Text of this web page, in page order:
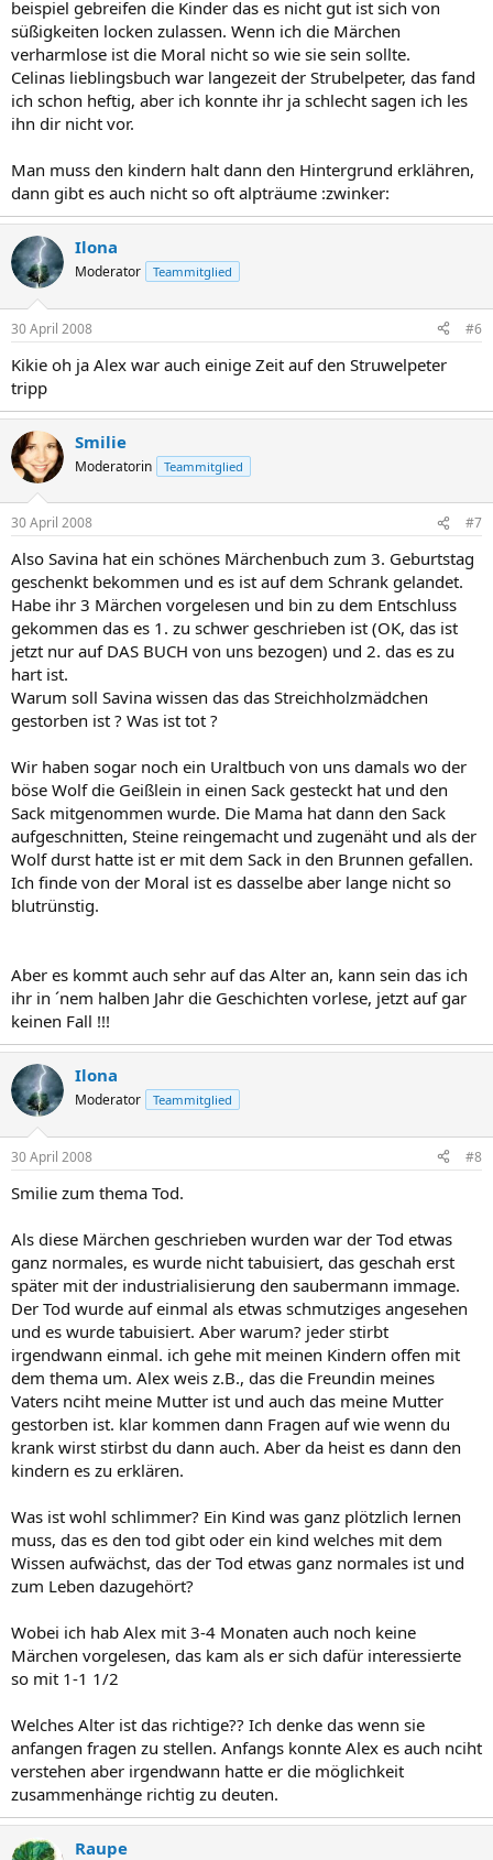
beispiel gebreifen die Kinder das es nicht gut ist sich von
süßigkeiten locken zulassen. Wenn ich die Märchen
verharmlose ist die Moral nicht so wie sie sein sollte.
Celinas lieblingsbuch war langezeit der Strubelpeter, das fand
ich schon heftig, aber ich konnte ihr ja schlecht sagen ich les
ihn dir nicht vor.
Man muss den kindern halt dann den Hintergrund erklähren,
dann gibt es auch nicht so oft alpträume :zwinker:
Ilona
Moderator Teammitglied
30 April 2008 #6
Kikie oh ja Alex war auch einige Zeit auf den Struwelpeter
tripp
Smilie
Moderatorin Teammitglied
30 April 2008 #7
Also Savina hat ein schönes Märchenbuch zum 3. Geburtstag
geschenkt bekommen und es ist auf dem Schrank gelandet.
Habe ihr 3 Märchen vorgelesen und bin zu dem Entschluss
gekommen das es 1. zu schwer geschrieben ist (OK, das ist
jetzt nur auf DAS BUCH von uns bezogen) und 2. das es zu
hart ist.
Warum soll Savina wissen das das Streichholzmädchen
gestorben ist ? Was ist tot ?
Wir haben sogar noch ein Uraltbuch von uns damals wo der
böse Wolf die Geißlein in einen Sack gesteckt hat und den
Sack mitgenommen wurde. Die Mama hat dann den Sack
aufgeschnitten, Steine reingemacht und zugenäht und als der
Wolf durst hatte ist er mit dem Sack in den Brunnen gefallen.
Ich finde von der Moral ist es dasselbe aber lange nicht so
blutrünstig.
Aber es kommt auch sehr auf das Alter an, kann sein das ich
ihr in ´nem halben Jahr die Geschichten vorlese, jetzt auf gar
keinen Fall !!!
Ilona
Moderator Teammitglied
30 April 2008 #8
Smilie zum thema Tod.
Als diese Märchen geschrieben wurden war der Tod etwas
ganz normales, es wurde nicht tabuisiert, das geschah erst
später mit der industrialisierung den saubermann immage.
Der Tod wurde auf einmal als etwas schmutziges angesehen
und es wurde tabuisiert. Aber warum? jeder stirbt
irgendwann einmal. ich gehe mit meinen Kindern offen mit
dem thema um. Alex weis z.B., das die Freundin meines
Vaters nciht meine Mutter ist und auch das meine Mutter
gestorben ist. klar kommen dann Fragen auf wie wenn du
krank wirst stirbst du dann auch. Aber da heist es dann den
kindern es zu erklären.
Was ist wohl schlimmer? Ein Kind was ganz plötzlich lernen
muss, das es den tod gibt oder ein kind welches mit dem
Wissen aufwächst, das der Tod etwas ganz normales ist und
zum Leben dazugehört?
Wobei ich hab Alex mit 3-4 Monaten auch noch keine
Märchen vorgelesen, das kam als er sich dafür interessierte
so mit 1-1 1/2
Welches Alter ist das richtige?? Ich denke das wenn sie
anfangen fragen zu stellen. Anfangs konnte Alex es auch nciht
verstehen aber irgendwann hatte er die möglichkeit
zusammenhänge richtig zu deuten.
Raupe